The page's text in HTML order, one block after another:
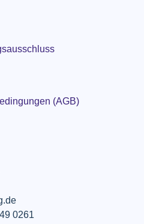
0261
(AGB)